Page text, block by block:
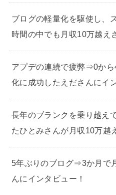
ブログの軽量化を駆使し、
時間の中でも月収10万越え
アプデの連続で疲弊⇒0か
化に成功したえださんにイ
長年のブランクを乗り越え
たひとみさんが月収10万越
5年ぶりのブログ⇒3か月で
んにインタビュー！